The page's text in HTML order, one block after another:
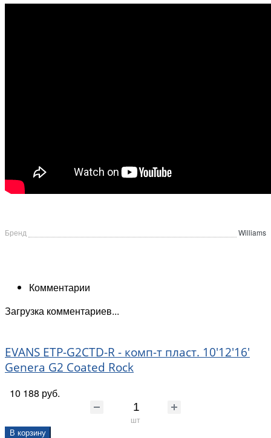
Бренд Williams
Комментарии
Загрузка комментариев...
EVANS ETP-G2CTD-R - комп-т пласт. 10'12'16'
Genera G2 Coated Rock
10 188 руб.
шт
В корзину